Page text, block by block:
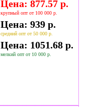
Цена: 877.57 р.
крупный опт от 100 000 р.
Цена: 939 р.
средний опт от 50 000 р.
Цена: 1051.68 р.
мелкий опт от 10 000 р.